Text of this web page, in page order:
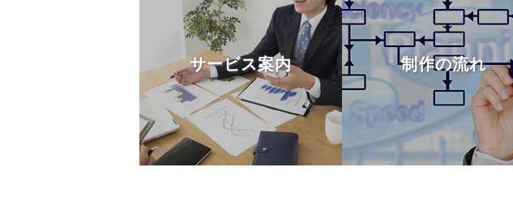
サービス案内 制作の流れ